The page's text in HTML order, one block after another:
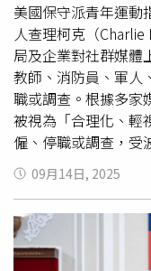
美國保守派青年運動
人查理柯克（
局及企業對社群媒體
教師、消防員、軍人
職或調查。根據多家
被視為「合理化、輕
僱、停職或調查，受
業。其中包括小學教
司員工，以及知名
Dowd）。川普政府
此次謀殺案者採取行
軍人與五角大樓相關
09月14日, 2025